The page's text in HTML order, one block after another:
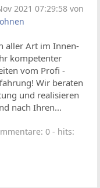
2021 07:29:58 von
aller Art im Innen-
kompetenter
vom Profi -
Wir beraten
und realisieren
nach Ihren...
0 - hits: